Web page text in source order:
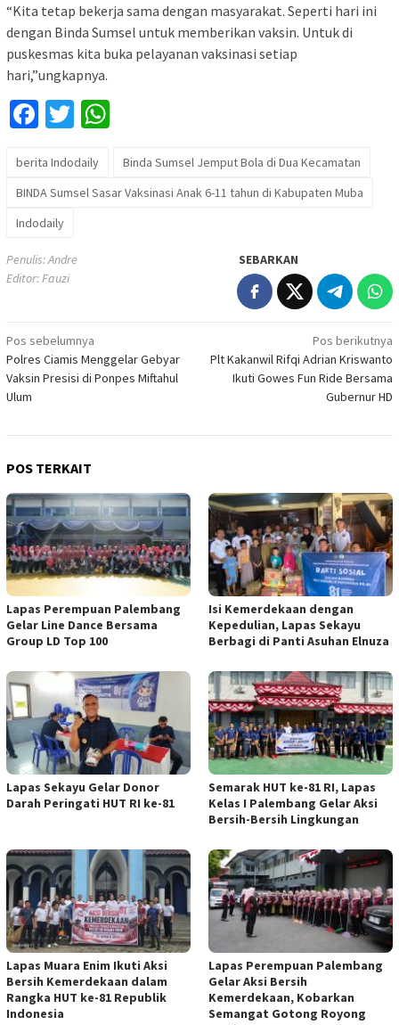
“Kita tetap bekerja sama dengan masyarakat. Seperti hari ini
dengan Binda Sumsel untuk memberikan vaksin. Untuk di
puskesmas kita buka pelayanan vaksinasi setiap
hari,”ungkapnya.
Facebook
Twitter
berita Indodaily
Binda Sumsel Jemput Bola di Dua Kecamatan
BINDA Sumsel Sasar Vaksinasi Anak 6-11 tahun di Kabupaten Muba
Indodaily
Penulis: Andre
Editor: Fauzi
SEBARKAN
Navigasi
pos
Pos sebelumnya
Polres Ciamis Menggelar Gebyar
Vaksin Presisi di Ponpes Miftahul
Ulum
Pos berikutnya
Plt Kakanwil Rifqi Adrian Kriswanto
Ikuti Gowes Fun Ride Bersama
Gubernur HD
POS TERKAIT
Lapas Perempuan Palembang
Gelar Line Dance Bersama
Group LD Top 100
Isi Kemerdekaan dengan
Kepedulian, Lapas Sekayu
Berbagi di Panti Asuhan Elnuza
Lapas Sekayu Gelar Donor
Darah Peringati HUT RI ke-81
Semarak HUT ke-81 RI, Lapas
Kelas I Palembang Gelar Aksi
Bersih-Bersih Lingkungan
Lapas Muara Enim Ikuti Aksi
Bersih Kemerdekaan dalam
Rangka HUT ke-81 Republik
Indonesia
Lapas Perempuan Palembang
Gelar Aksi Bersih
Kemerdekaan, Kobarkan
Semangat Gotong Royong